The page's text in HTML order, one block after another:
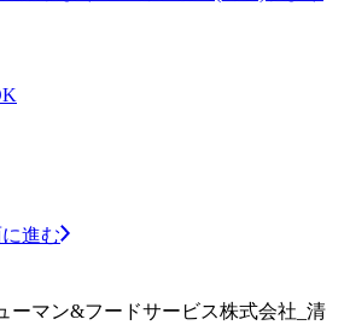
進む
ーマン&フードサービス株式会社_清